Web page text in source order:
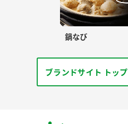
鍋なび
ブランドサイト トップ